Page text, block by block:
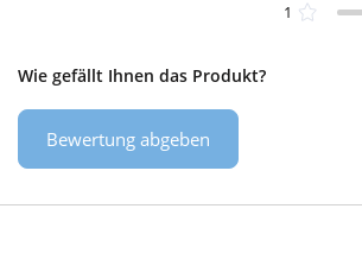
1
Wie gefällt Ihnen das Produkt?
Bewertung abgeben